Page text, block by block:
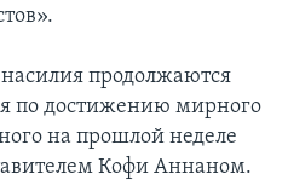
продолжаются
по достижению мирного
на прошлой неделе
Кофи Аннаном.